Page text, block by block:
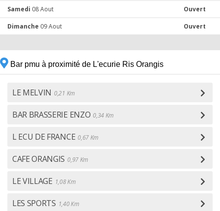
Samedi 08 Aout Ouvert
Dimanche 09 Aout Ouvert
Bar pmu à proximité de L'ecurie Ris Orangis
LE MELVIN 0,21 Km
BAR BRASSERIE ENZO 0,34 Km
L ECU DE FRANCE 0,67 Km
CAFE ORANGIS 0,97 Km
LE VILLAGE 1,08 Km
LES SPORTS 1,40 Km